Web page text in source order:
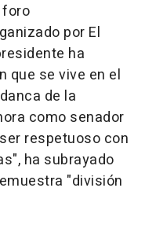
foro
por El
ha
que se vive en el
de la
como senador
respetuoso con
ha subrayado
"división